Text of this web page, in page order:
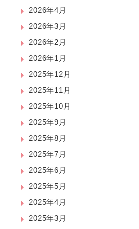
2026年4月
2026年3月
2026年2月
2026年1月
2025年12月
2025年11月
2025年10月
2025年9月
2025年8月
2025年7月
2025年6月
2025年5月
2025年4月
2025年3月